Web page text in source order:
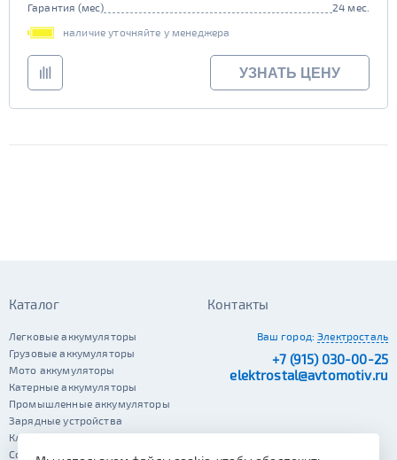
Гарантия (мес)
24 мес.
наличие уточняйте у менеджера
УЗНАТЬ ЦЕНУ
Каталог
Легковые аккумуляторы
Грузовые аккумуляторы
Мото аккумуляторы
Катерные аккумуляторы
Промышленные аккумуляторы
Зарядные устройства
Клеммы
Сопутствующие автотовары
Контакты
Ваш город: Электросталь
+7 (915) 030-00-25
elektrostal@avtomotiv.ru